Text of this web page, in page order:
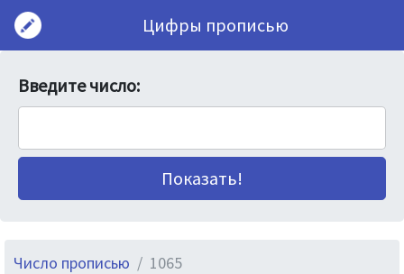
Цифры прописью
Введите число:
Число прописью 1065